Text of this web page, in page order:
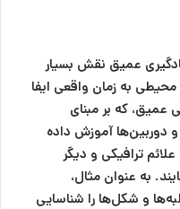
عمیق نقش بسیار
به زمان واقعی ایفا
عمیق، که بر مبنای
دوربین‌ها آموزش داده
ترافیکی و دیگر
به عنوان مثال،
و شکل‌ها را شناسایی